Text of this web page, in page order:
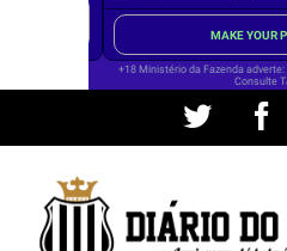
conteúdo
Twitter